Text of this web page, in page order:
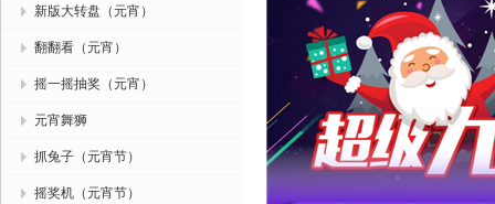
新版大转盘（元宵）
翻翻看（元宵）
摇一摇抽奖（元宵）
元宵舞狮
抓兔子（元宵节）
摇奖机（元宵节）